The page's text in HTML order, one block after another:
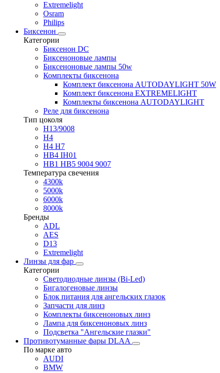
Extremelight
Osram
Philips
Биксенон
Категории
Биксенон DC
Биксеноновые лампы
Биксеноновые лампы 50w
Комплекты биксенона
Комплект биксенона AUTODAYLIGHT 50W
Комплект биксенона EXTREMELIGHT
Комплекты биксенона AUTODAYLIGHT
Реле для биксенона
Тип цоколя
H13/9008
H4
H4 H7
HB4 IH01
HB1 HB5 9004 9007
Температура свечения
4300k
5000k
6000k
8000k
Бренды
ADL
AES
D13
Extremelight
Линзы для фар
Категории
Светодиодные линзы (Bi-Led)
Бигалогеновые линзы
Блок питания для ангельских глазок
Запчасти для линз
Комплекты биксеноновых линз
Лампа для биксеноновых линз
Подсветка "Ангельские глазки"
Противотуманные фары DLAA
По марке авто
AUDI
BMW